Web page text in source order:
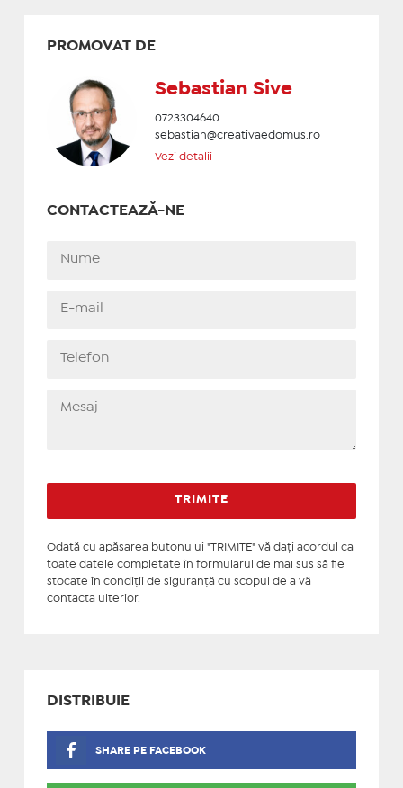
PROMOVAT DE
Sebastian Sive
0723304640
sebastian@creativaedomus.ro
Vezi detalii
CONTACTEAZĂ-NE
Odată cu apăsarea butonului "TRIMITE" vă daţi acordul ca
toate datele completate în formularul de mai sus să fie
stocate în condiţii de siguranţă cu scopul de a vă
contacta ulterior.
DISTRIBUIE
SHARE PE FACEBOOK